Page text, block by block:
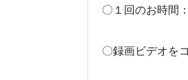
〇１回のお時間：
〇録画ビデオを